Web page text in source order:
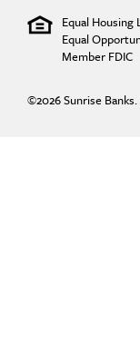
Equal Housing
Equal
Member FDIC
©2026Sunrise